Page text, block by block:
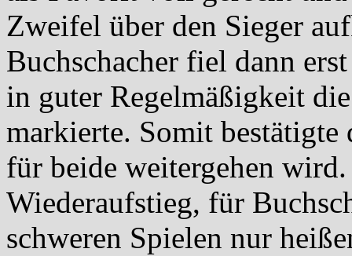
Zweifel über den Sieger
Buchschacher fiel dann
in guter Regelmäßigkeit
markierte. Somit
für beide weitergehen
Wiederaufstieg, für
schweren Spielen nur